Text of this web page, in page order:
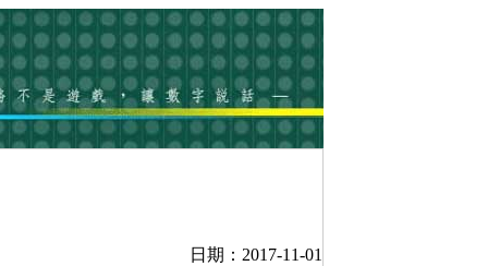
日期：2017-11-01